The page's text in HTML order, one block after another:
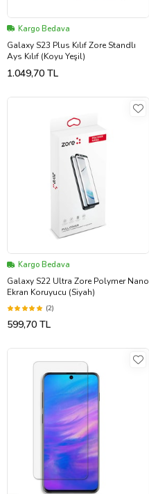
Kargo Bedava
Galaxy S23 Plus Kılıf Zore Standlı
Ays Kılıf (Koyu Yeşil)
1.049,70 TL
Kargo Bedava
Galaxy S22 Ultra Zore Polymer Nano
Ekran Koruyucu (Siyah)
(2)
599,70 TL